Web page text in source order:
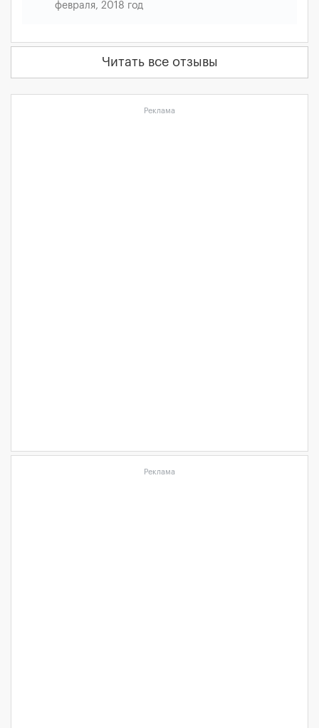
февраля, 2018 год
Читать все отзывы
Реклама
Реклама